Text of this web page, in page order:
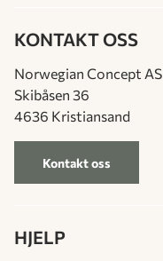
KONTAKT OSS
Norwegian Concept AS
Skibåsen 36
4636 Kristiansand
Kontakt oss
HJELP